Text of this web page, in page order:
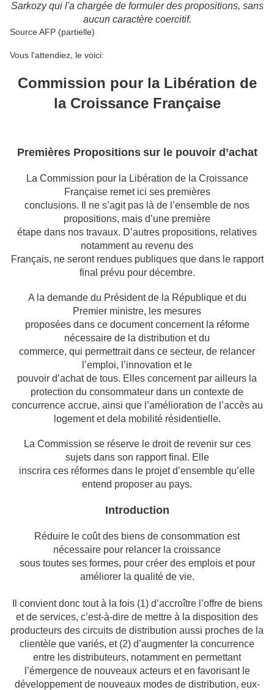
Sarkozy qui l'a chargée de formuler des propositions, sans
aucun caractère coercitif.
Source AFP (partielle)
Vous l'attendiez, le voici:
Commission pour la Libération de
la Croissance Française
Premières Propositions sur le pouvoir d’achat
La Commission pour la Libération de la Croissance
Française remet ici ses premières
conclusions. Il ne s’agit pas là de l’ensemble de nos
propositions, mais d’une première
étape dans nos travaux. D’autres propositions, relatives
notamment au revenu des
Français, ne seront rendues publiques que dans le rapport
final prévu pour décembre.
A la demande du Président de la République et du
Premier ministre, les mesures
proposées dans ce document concernent la réforme
nécessaire de la distribution et du
commerce, qui permettrait dans ce secteur, de relancer
l’emploi, l’innovation et le
pouvoir d’achat de tous. Elles concernent par ailleurs la
protection du consommateur dans un contexte de
concurrence accrue, ainsi que l’amélioration de l’accès au
logement et dela mobilité résidentielle.
La Commission se réserve le droit de revenir sur ces
sujets dans son rapport final. Elle
inscrira ces réformes dans le projet d’ensemble qu’elle
entend proposer au pays.
Introduction
Réduire le coût des biens de consommation est
nécessaire pour relancer la croissance
sous toutes ses formes, pour créer des emplois et pour
améliorer la qualité de vie.
convient donc tout à la fois (1) d’accroître l’offre de biens
et de services, c’est-à-dire de mettre à la disposition des
producteurs des circuits de distribution aussi proches de la
clientèle que variés, et (2) d’augmenter la concurrence
entre les distributeurs, notamment en permettant
l’émergence de nouveaux acteurs et en favorisant le
développement de nouveaux modes de distribution, eux-